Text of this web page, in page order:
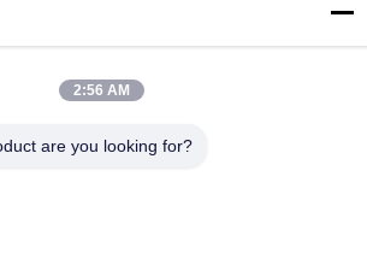
Krankenhäuser
2:56 AM
are you looking for?